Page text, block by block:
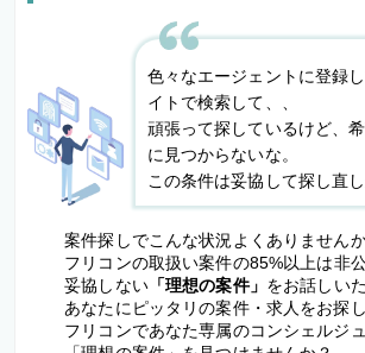
色々なエージェントに登録
イトで検索して、、
頑張って探しているけど、
に見つからないな。
この条件は妥協して探し直し
案件探しでこんな状況よくありません
フリコンの取扱い案件の85%以上は非
妥協しない「理想の案件」 をお話しい
あなたにピッタリの案件・求人をお探し
フリコンであなた専属のコンシェルジ